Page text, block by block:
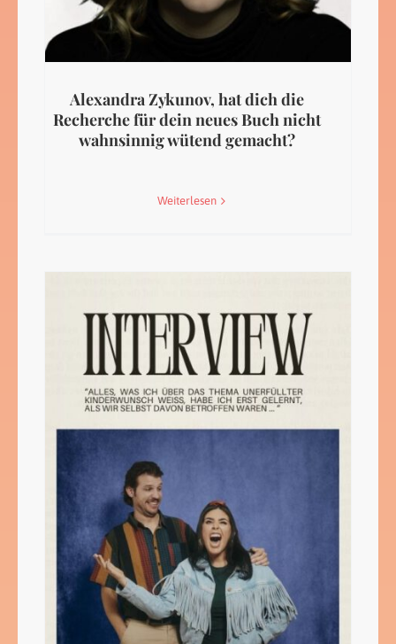
Alexandra Zykunov, hat dich die
Recherche für dein neues Buch nicht
wahnsinnig wütend gemacht?
Weiterlesen